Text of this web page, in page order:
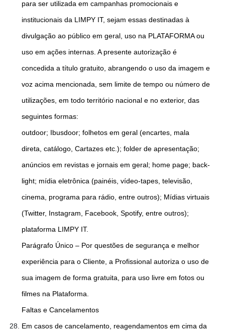
para ser utilizada em campanhas promocionais e
institucionais da LIMPY IT, sejam essas destinadas à
divulgação ao público em geral, uso na PLATAFORMA ou
uso em ações internas. A presente autorização é
concedida a título gratuito, abrangendo o uso da imagem e
voz acima mencionada, sem limite de tempo ou número de
utilizações, em todo território nacional e no exterior, das
seguintes formas:
outdoor; Ibusdoor; folhetos em geral (encartes, mala
direta, catálogo, Cartazes etc.); folder de apresentação;
anúncios em revistas e jornais em geral; home page; back-
light; mídia eletrônica (painéis, vídeo-tapes, televisão,
cinema, programa para rádio, entre outros); Mídias virtuais
(Twitter, Instagram, Facebook, Spotify, entre outros);
plataforma LIMPY IT.
Parágrafo Único – Por questões de segurança e melhor
experiência para o Cliente, a Profissional autoriza o uso de
sua imagem de forma gratuita, para uso livre em fotos ou
filmes na Plataforma.
Faltas e Cancelamentos
Em casos de cancelamento, reagendamentos em cima da